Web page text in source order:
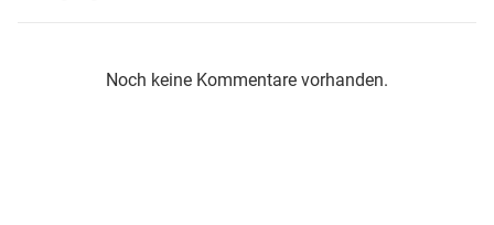
Noch keine Kommentare vorhanden.